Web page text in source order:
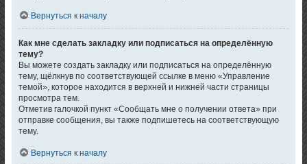
Вернуться к началу
Как мне сделать закладку или подписаться на определённую
тему?
Вы можете создать закладку или подписаться на определённую
тему, щёлкнув по соответствующей ссылке в меню «Управление
темой», которое находится в верхней и нижней части страницы
просмотра тем.
Отметив галочкой пункт «Сообщать мне о получении ответа» при
отправке сообщения, вы также подпишетесь на соответствующую
тему.
Вернуться к началу